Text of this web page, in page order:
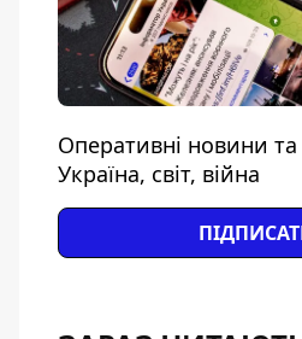
Оперативні новини
Україна, світ, війна